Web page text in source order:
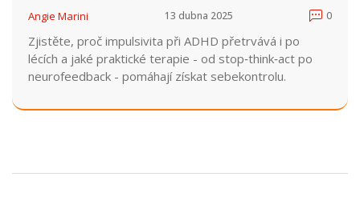
Angie Marini 13 dubna 2025 0
Zjistěte, proč impulsivita při ADHD přetrvává i po
lécích a jaké praktické terapie - od stop‑think‑act po
neurofeedback - pomáhají získat sebekontrolu.